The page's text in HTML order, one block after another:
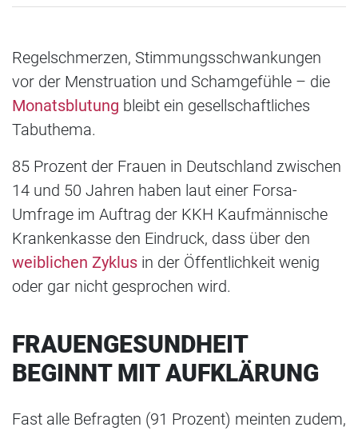
Regelschmerzen, Stimmungsschwankungen
vor der Menstruation und Schamgefühle – die
Monatsblutung bleibt ein gesellschaftliches
Tabuthema.
85 Prozent der Frauen in Deutschland zwischen
14 und 50 Jahren haben laut einer Forsa-
Umfrage im Auftrag der KKH Kaufmännische
Krankenkasse den Eindruck, dass über den
weiblichen Zyklus in der Öffentlichkeit wenig
oder gar nicht gesprochen wird.
FRAUENGESUNDHEIT
BEGINNT MIT AUFKLÄRUNG
Fast alle Befragten (91 Prozent) meinten zudem,